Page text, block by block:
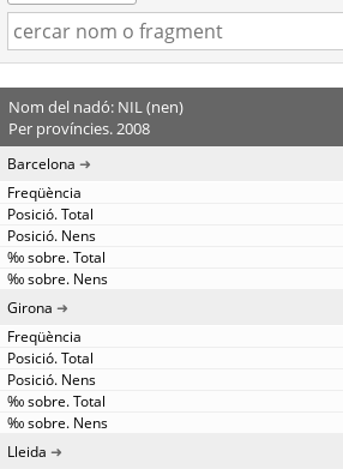
Nom del nadó: NIL (nen)
Per províncies. 2008
Barcelona
Girona
Lleida